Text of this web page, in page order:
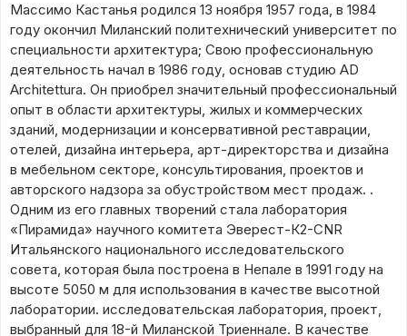
Массимо Кастанья родился 13 ноября 1957 года, в 1984
году окончил Миланский политехнический университет по
специальности архитектура; Свою профессиональную
деятельность начал в 1986 году, основав студию AD
Architettura. Он приобрел значительный профессиональный
опыт в области архитектуры, жилых и коммерческих
зданий, модернизации и консервативной реставрации,
отелей, дизайна интерьера, арт-директорства и дизайна
в мебельном секторе, консультирования, проектов и
авторского надзора за обустройством мест продаж. .
Одним из его главных творений стала лаборатория
«Пирамида» научного комитета Эверест-К2-CNR
Итальянского национального исследовательского
совета, которая была построена в Непале в 1991 году на
высоте 5050 м для использования в качестве высотной
лаборатории. исследовательская лаборатория, проект,
выбранный для 18-й Миланской Триеннале. В качестве